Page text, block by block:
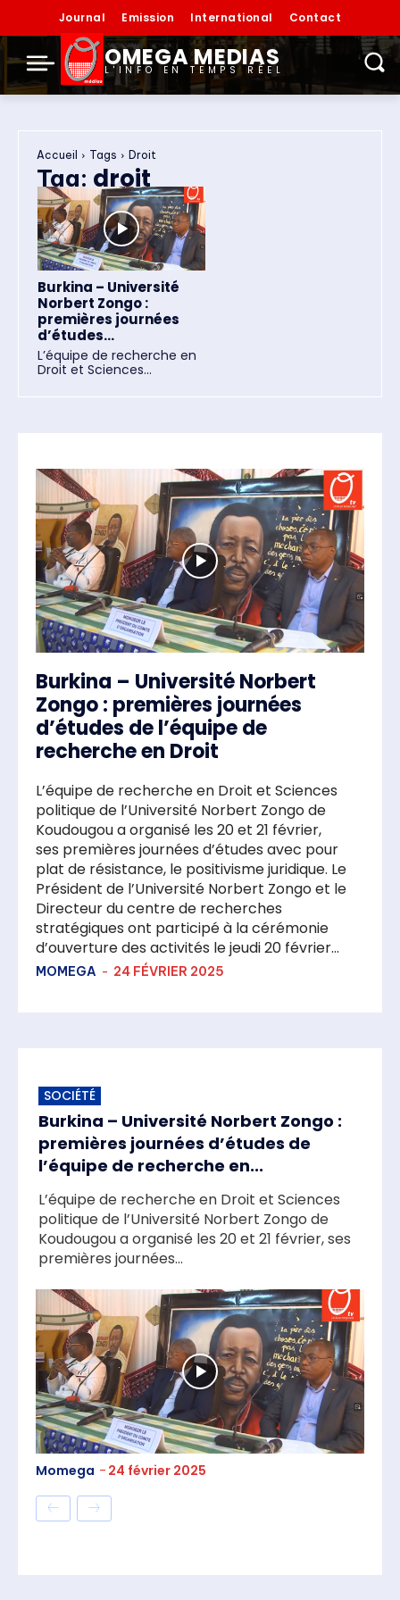
Journal Emission International Contact
OMEGA MEDIAS
L'INFO EN TEMPS RÉEL
Accueil Tags Droit
Tag: droit
Burkina – Université
Norbert Zongo :
premières journées
d’études...
L’équipe de recherche en
Droit et Sciences...
Burkina – Université Norbert
Zongo : premières journées
d’études de l’équipe de
recherche en Droit
L’équipe de recherche en Droit et Sciences
politique de l’Université Norbert Zongo de
Koudougou a organisé les 20 et 21 février,
ses premières journées d’études avec pour
plat de résistance, le positivisme juridique. Le
Président de l’Université Norbert Zongo et le
Directeur du centre de recherches
stratégiques ont participé à la cérémonie
d’ouverture des activités le jeudi 20 février...
MOMEGA - 24 FÉVRIER 2025
SOCIÉTÉ
Burkina – Université Norbert Zongo :
premières journées d’études de
l’équipe de recherche en...
L’équipe de recherche en Droit et Sciences
politique de l’Université Norbert Zongo de
Koudougou a organisé les 20 et 21 février, ses
premières journées...
Momega - 24 février 2025